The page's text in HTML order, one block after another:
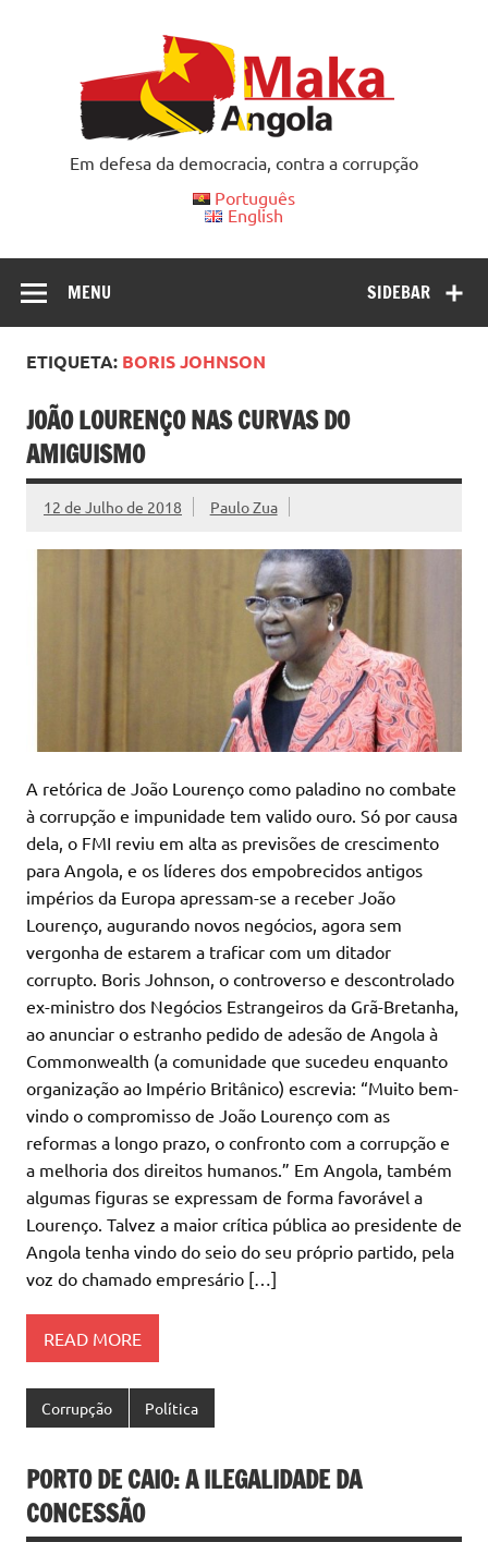
Em defesa da democracia, contra a corrupção
Português
English
SIDEBAR
MENU
ETIQUETA: BORIS JOHNSON
JOÃO LOURENÇO NAS CURVAS DO
AMIGUISMO
12 de Julho de 2018 Paulo Zua
A retórica de João Lourenço como paladino no combate
à corrupção e impunidade tem valido ouro. Só por causa
dela, o FMI reviu em alta as previsões de crescimento
para Angola, e os líderes dos empobrecidos antigos
impérios da Europa apressam-se a receber João
Lourenço, augurando novos negócios, agora sem
vergonha de estarem a traficar com um ditador
corrupto. Boris Johnson, o controverso e descontrolado
ex-ministro dos Negócios Estrangeiros da Grã-Bretanha,
ao anunciar o estranho pedido de adesão de Angola à
Commonwealth (a comunidade que sucedeu enquanto
organização ao Império Britânico) escrevia: “Muito bem-
vindo o compromisso de João Lourenço com as
reformas a longo prazo, o confronto com a corrupção e
a melhoria dos direitos humanos.” Em Angola, também
algumas figuras se expressam de forma favorável a
Lourenço. Talvez a maior crítica pública ao presidente de
Angola tenha vindo do seio do seu próprio partido, pela
voz do chamado empresário […]
READ MORE
Corrupção Política
PORTO DE CAIO: A ILEGALIDADE DA
CONCESSÃO